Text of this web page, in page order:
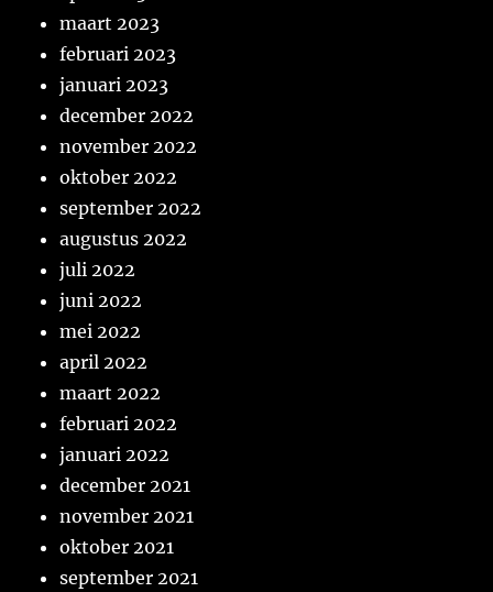
maart 2023
februari 2023
januari 2023
december 2022
november 2022
oktober 2022
september 2022
augustus 2022
juli 2022
juni 2022
mei 2022
april 2022
maart 2022
februari 2022
januari 2022
december 2021
november 2021
oktober 2021
september 2021